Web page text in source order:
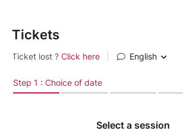
Tickets